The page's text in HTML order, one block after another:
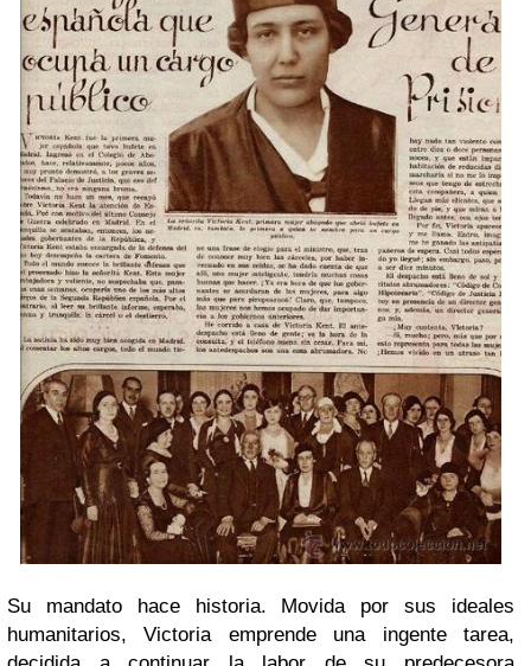
Su mandato hace historia. Movida por sus ideales
humanitarios, Victoria emprende una ingente tarea,